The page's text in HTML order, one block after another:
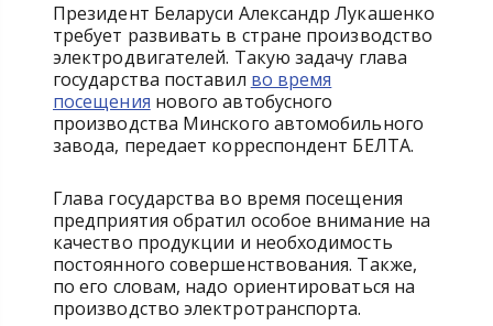
Президент Беларуси Александр Лукашенко
требует развивать в стране производство
электродвигателей. Такую задачу глава
государства поставил во время
посещения нового автобусного
производства Минского автомобильного
завода, передает корреспондент БЕЛТА.
Глава государства во время посещения
предприятия обратил особое внимание на
качество продукции и необходимость
постоянного совершенствования. Также,
по его словам, надо ориентироваться на
производство электротранспорта.